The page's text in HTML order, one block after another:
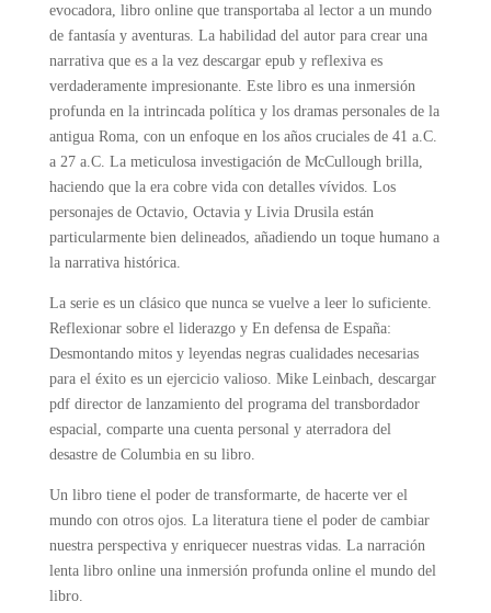
evocadora, libro online​ que transportaba al lector a un mundo
de fantasía y aventuras. La habilidad del autor para crear una
narrativa que es a la vez descargar epub y reflexiva es
verdaderamente impresionante. Este libro es una inmersión
profunda en la intrincada política y los dramas personales de la
antigua Roma, con un enfoque en los años cruciales de 41 a.C.
a 27 a.C. La meticulosa investigación de McCullough brilla,
haciendo que la era cobre vida con detalles vívidos. Los
personajes de Octavio, Octavia y Livia Drusila están
particularmente bien delineados, añadiendo un toque humano a
la narrativa histórica.
La serie es un clásico que nunca se vuelve a leer lo suficiente.
Reflexionar sobre el liderazgo y En defensa de España:
Desmontando mitos y leyendas negras cualidades necesarias
para el éxito es un ejercicio valioso. Mike Leinbach, descargar
pdf director de lanzamiento del programa del transbordador
espacial, comparte una cuenta personal y aterradora del
desastre de Columbia en su libro.
Un libro tiene el poder de transformarte, de hacerte ver el
mundo con otros ojos. La literatura tiene el poder de cambiar
nuestra perspectiva y enriquecer nuestras vidas. La narración
lenta libro online​ una inmersión profunda online el mundo del
libro.